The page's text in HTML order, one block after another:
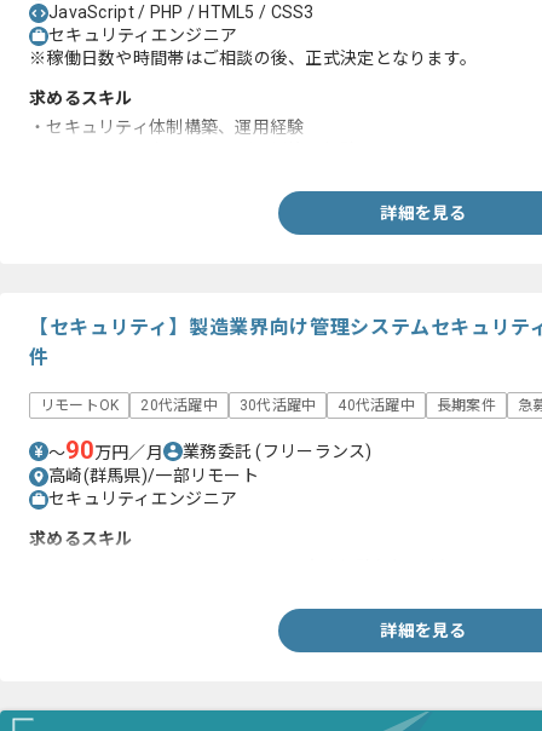
JavaScript / PHP / HTML5 / CSS3
セキュリティエンジニア
※稼働日数や時間帯はご相談の後、正式決定となります。
求めるスキル
・セキュリティ体制構築、運用経験
詳細を見る
【セキュリティ】製造業界向け管理システムセキュリ
件
リモートOK 20代活躍中 30代活躍中 40代活躍中 長期案件 急
〜90万円／月 業務委託(フリーランス)
高崎(群馬県)/一部リモート
セキュリティエンジニア
求めるスキル
詳細を見る